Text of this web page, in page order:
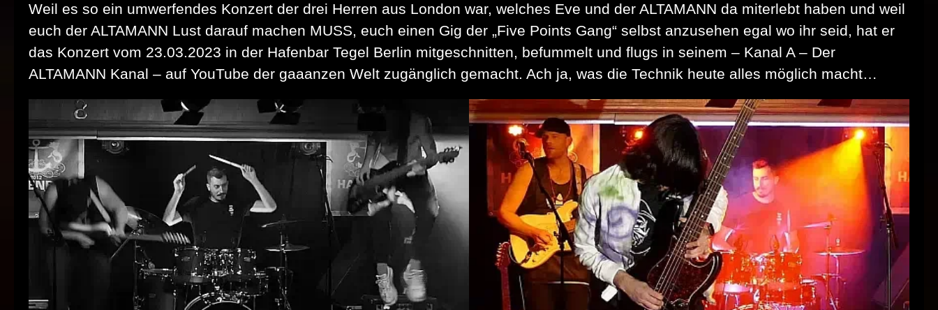
Weil es so ein umwerfendes Konzert der drei Herren aus London war, welches Eve und der ALTAMANN da miterlebt haben und weil
euch der ALTAMANN Lust darauf machen MUSS, euch einen Gig der „Five Points Gang“ selbst anzusehen egal wo ihr seid, hat er
das Konzert vom 23.03.2023 in der Hafenbar Tegel Berlin mitgeschnitten, befummelt und flugs in seinem – Kanal A – Der
ALTAMANN Kanal – auf YouTube der gaaanzen Welt zugänglich gemacht. Ach ja, was die Technik heute alles möglich macht…